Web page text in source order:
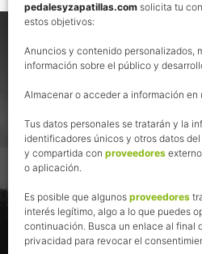
pedalesyzapatillas.com solicita tu
estos objetivos:
Anuncios y contenido personalizados,
información sobre el público y
Almacenar o acceder a información en
Tus datos personales se tratarán y la
identificadores únicos y otros datos
y compartida con proveedores
o aplicación.
Es posible que algunos proveedores
interés legítimo, algo a lo que puedes
continuación. Busca un enlace al final
privacidad para revocar el
Footer
Nos vemos en las redes